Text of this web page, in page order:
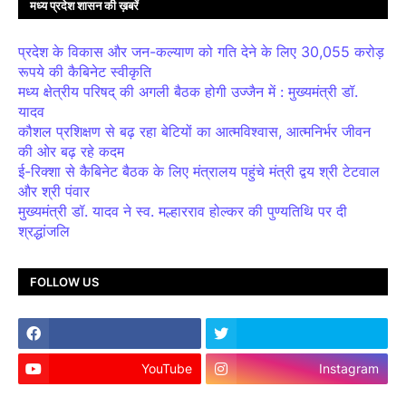
मध्य प्रदेश शासन की ख़बरें
प्रदेश के विकास और जन-कल्याण को गति देने के लिए 30,055 करोड़
रूपये की कैबिनेट स्वीकृति
मध्य क्षेत्रीय परिषद् की अगली बैठक होगी उज्जैन में : मुख्यमंत्री डॉ.
यादव
कौशल प्रशिक्षण से बढ़ रहा बेटियों का आत्मविश्वास, आत्मनिर्भर जीवन
की ओर बढ़ रहे कदम
ई-रिक्शा से कैबिनेट बैठक के लिए मंत्रालय पहुंचे मंत्री द्वय श्री टेटवाल
और श्री पंवार
मुख्यमंत्री डॉ. यादव ने स्व. मल्हारराव होल्कर की पुण्यतिथि पर दी
श्रद्धांजलि
FOLLOW US
YouTube Instagram